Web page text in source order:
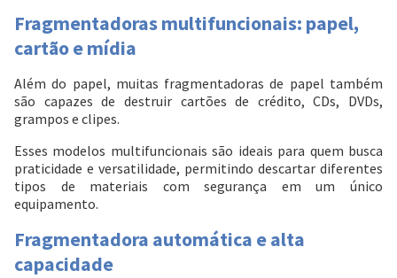
Fragmentadoras multifuncionais: papel,
cartão e mídia
Além do papel, muitas fragmentadoras de papel também
são capazes de destruir cartões de crédito, CDs, DVDs,
grampos e clipes.
Esses modelos multifuncionais são ideais para quem busca
praticidade e versatilidade, permitindo descartar diferentes
tipos de materiais com segurança em um único
equipamento.
Fragmentadora automática e alta
capacidade